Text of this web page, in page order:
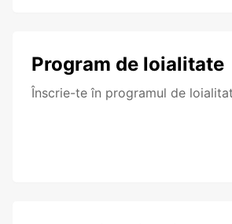
Program de loialitate
Înscrie-te în programul de